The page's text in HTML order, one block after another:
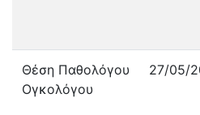
Θέση Παθολόγου
Ογκολόγου
27/05/